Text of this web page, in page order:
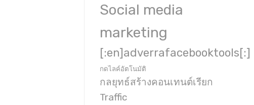
Social media
marketing
[:en]adverrafacebooktools[:]
กดไลค์อัตโนมัติ
กลยุทธ์สร้างคอนเทนต์เรียก
Traffic